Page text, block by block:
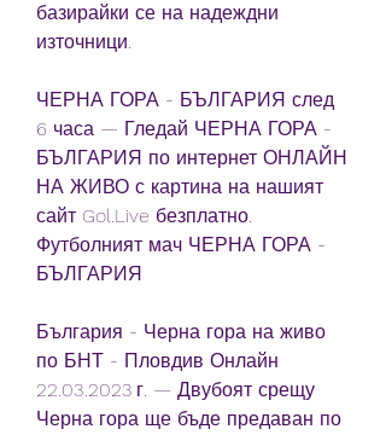
базирайки се на надеждни
източници.
ЧЕРНА ГОРА - БЪЛГАРИЯ след
6 часа — Гледай ЧЕРНА ГОРА -
БЪЛГАРИЯ по интернет ОНЛАЙН
НА ЖИВО с картина на нашият
сайт Gol.Live безплатно.
Футболният мач ЧЕРНА ГОРА -
БЪЛГАРИЯ
България - Черна гора на живо
по БНТ - Пловдив Онлайн
22.03.2023 г. — Двубоят срещу
Черна гора ще бъде предаван по